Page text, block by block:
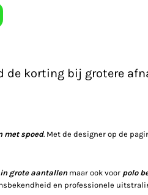
korting bij grotere
met spoed. Met de designer op de
grote aantallenmaar ook voor polo
en professionele